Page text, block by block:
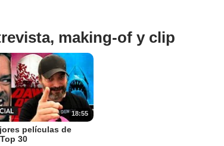
making-of y clip
18:55
películas de
30